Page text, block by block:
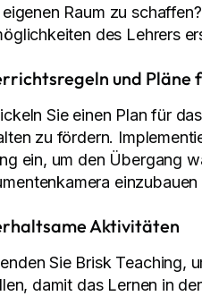
eigenen Raum zu
des Lehrers
und Pläne
Sie einen Plan für
zu fördern.
ein, um den Übergang
Aktivitäten
Sie Brisk Teaching,
damit das Lernen in